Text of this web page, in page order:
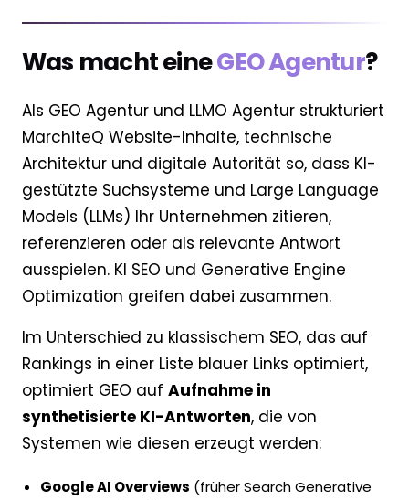
Was macht eineGEO Agentur?
Als GEO Agentur und LLMO Agentur strukturiert
MarchiteQ Website-Inhalte, technische
Architektur und digitale Autorität so, dass KI-
gestützte Suchsysteme und Large Language
Models (LLMs) Ihr Unternehmen zitieren,
referenzieren oder als relevante Antwort
ausspielen. KI SEO und Generative Engine
Optimization greifen dabei zusammen.
Im Unterschied zu klassischem SEO, das auf
Rankings in einer Liste blauer Links optimiert,
optimiert GEO auf Aufnahme in
synthetisierte KI-Antworten, die von
Systemen wie diesen erzeugt werden:
Google AI Overviews (früher Search Generative